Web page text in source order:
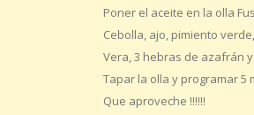
Poner el aceite en la olla
Cebolla, ajo, pimiento
Vera, 3 hebras de azafrán
Tapar la olla y programar
Que aproveche !!!!!!